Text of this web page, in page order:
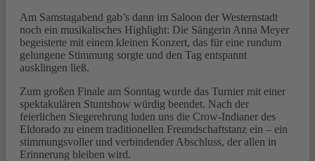
Am Samstagabend gab’s dann im Saloon der Westernstadt
noch ein musikalisches Highlight: Die Sängerin Anna Meyer
begeisterte mit einem kleinen Konzert, das für eine rundum
gelungene Stimmung sorgte und den Tag entspannt
ausklingen ließ.
Zum großen Finale am Sonntag wurde das Turnier mit einer
spektakulären Stuntshow würdig beendet. Nach der
feierlichen Siegerehrung luden uns die Crow-Indianer des
Eldorado zu einem traditionellen Freundschaftstanz ein – ein
stimmungsvoller und verbindender Abschluss, der allen in
Erinnerung bleiben wird.